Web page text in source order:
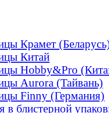
Крамет
Китай
Hobby&Pro
Aurora (Тайвань)
Finny (Германия)
в блистерной